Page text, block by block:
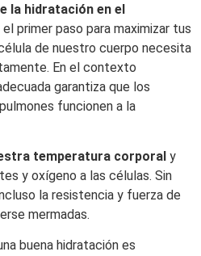
la hidratación en el
el primer paso para maximizar tus
de nuestro cuerpo necesita
En el contexto
garantiza que los
funcionen a la
temperatura corporal y
y oxígeno a las células. Sin
la resistencia y fuerza de
mermadas.
buena hidratación es